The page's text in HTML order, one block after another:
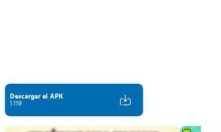
Descargar el APK
1.119